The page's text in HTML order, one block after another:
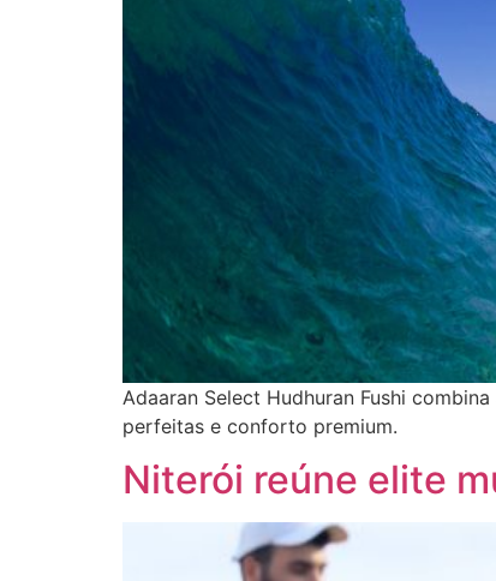
Adaaran Select Hudhuran Fushi
perfeitas e conforto premium.
Niterói reúne elite